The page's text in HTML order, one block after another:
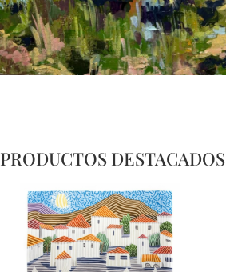
PRODUCTOS DESTACADOS